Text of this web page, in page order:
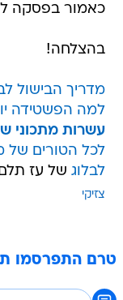
כאמור בפסקה
בהצלחה!
מדריך הבישול
למה הפשטידה
עשרות מתכוני
לכל הטורים
לבלוג של עז
צזיקי
טרם התפרסמו